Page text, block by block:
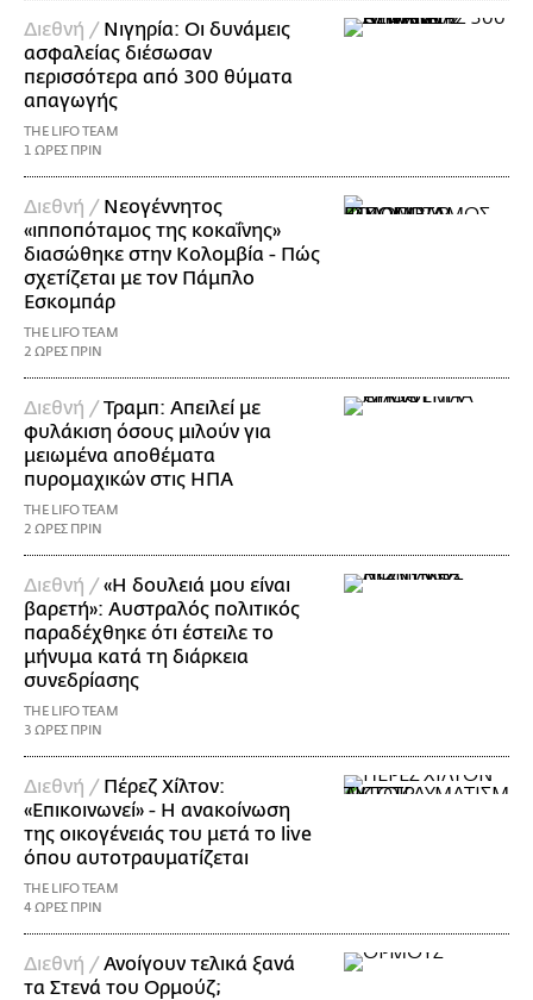
Διεθνή / Νιγηρία: Οι δυνάμεις
ασφαλείας διέσωσαν
περισσότερα από 300 θύματα
απαγωγής
THE LIFO TEAM
1 ΩΡΕΣ ΠΡΙΝ
Διεθνή / Νεογέννητος
«ιπποπόταμος της κοκαΐνης»
διασώθηκε στην Κολομβία - Πώς
σχετίζεται με τον Πάμπλο
Εσκομπάρ
THE LIFO TEAM
2 ΩΡΕΣ ΠΡΙΝ
Διεθνή /Τραμπ: Απειλεί με
φυλάκιση όσους μιλούν για
μειωμένα αποθέματα
πυρομαχικών στις ΗΠΑ
THE LIFO TEAM
2 ΩΡΕΣ ΠΡΙΝ
Διεθνή /«Η δουλειά μου είναι
βαρετή»: Αυστραλός πολιτικός
παραδέχθηκε ότι έστειλε το
μήνυμα κατά τη διάρκεια
συνεδρίασης
THE LIFO TEAM
3 ΩΡΕΣ ΠΡΙΝ
Διεθνή / Πέρεζ Χίλτον:
«Επικοινωνεί» - Η ανακοίνωση
της οικογένειάς του μετά το live
όπου αυτοτραυματίζεται
THE LIFO TEAM
4 ΩΡΕΣ ΠΡΙΝ
Διεθνή /Ανοίγουν τελικά ξανά
τα Στενά του Ορμούζ;